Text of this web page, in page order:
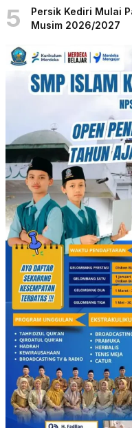
5
Persik Kediri Mulai
Musim 2026/2027